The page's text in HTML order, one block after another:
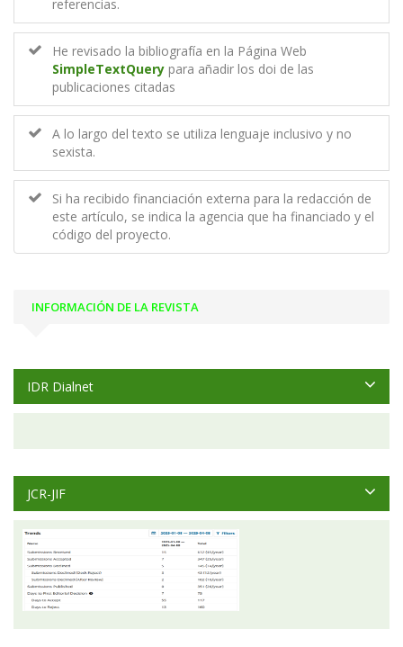
referencias.
He revisado la bibliografía en la Página Web
SimpleTextQuery para añadir los doi de las
publicaciones citadas
A lo largo del texto se utiliza lenguaje inclusivo y no
sexista.
Si ha recibido financiación externa para la redacción de
este artículo, se indica la agencia que ha financiado y el
código del proyecto.
INFORMACIÓN DE LA REVISTA
IDR Dialnet
JCR-JIF